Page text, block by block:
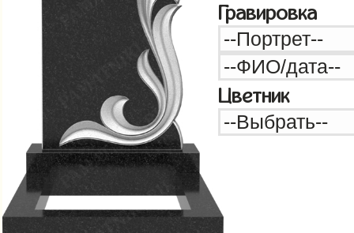
Гравировка
Цветник